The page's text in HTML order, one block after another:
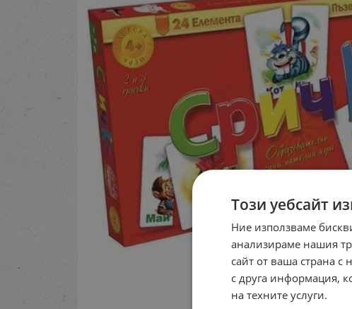
Този уебсайт
Ние използваме
анализираме нашия
сайт от ваша страна
с друга информация,
на техните услуги.